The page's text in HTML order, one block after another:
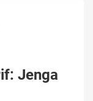
Jenga